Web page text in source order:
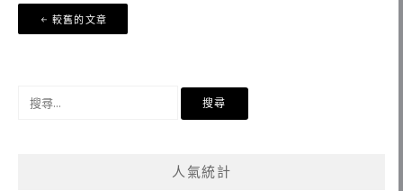
文
章
覽
較舊的文章
人氣統計